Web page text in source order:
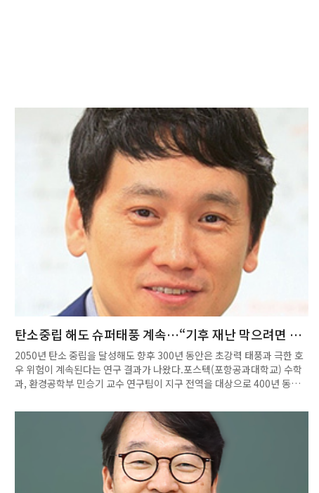
탄소중립 해도 슈퍼태풍 계속…“기후 재난 막으려면 탄
소감축 필수”
2050년 탄소 중립을 달성해도 향후 300년 동안은 초강력 태풍과 극한 호
우 위험이 계속된다는 연구 결과가 나왔다.포스텍(포항공과대학교) 수학
과, 환경공학부 민승기 교수 연구팀이 지구 전역을 대상으로 400년 동안
남반구에선 오히려 태풍이 늘어나는 등 태풍이 비대칭적으로 분포했다.또
육지에 상륙하는 태풍의 세기와 비가 내리는 양도 크게 증가했다.반면 '탄
소 감축' 사례에선 200년 만에 태풍의 비대칭적인 분포가 사라지고 태풍
의 세기와 비의 양도 눈에 띄게 완화됐다.온실가스 배출을 0으로 만드는
'탄소 중립'만으로는 기후 변화에 따른 극한 위험을 막을 수 없고, 대기 중
탄소까지 제거하는 '탄소 감축'이 필요하다는 것이다.민승기 교수는 "탄소